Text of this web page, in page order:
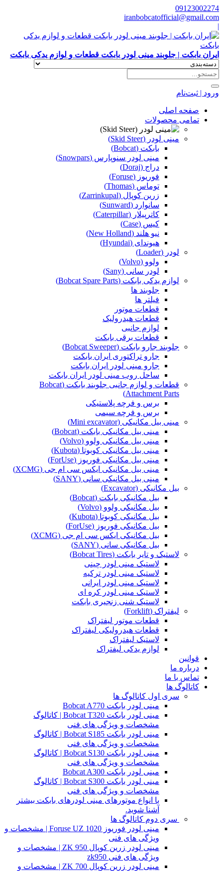
09123002274
iranbobcatofficial@gmail.com
|
ایران بابکت | جلوبند مینی لودر بابکت قطعات و لوازم یدکی بابکت
ورود | ثبت‌نام
صفحه اصلی
تمامی محصولات
مینی لودر (Skid Steer)
بابکت (Bobcat)
مینی لودر سنوپارس (Snowpars)
دراج (Doraj)
فوریوز (Foruse)
توماس (Thomas)
زرین کوپال (Zarrinkupal)
سانوارد (Sunward)
کاترپیلار (Caterpillar)
کیس (Case)
نیو هلند (New Holland)
هیوندای (Hyundai)
لودر (Loader)
ولوو (Volvo)
لودر سانی (Sany)
لوازم یدکی بابکت (Bobcat Spare Parts)
جلوبند ها
فیلتر ها
قطعات موتور
قطعات هیدرولیک
لوازم جانبی
قطعات برقی بابکت
جلوبند جارو بابکت (Bobcat Sweeper)
جارو تراکتوری ایران بابکت
جارو مینی لودر ایران بابکت
ساحل روب مینی لودر ایران بابکت
قطعات و لوازم جانبی جلوبند بابکت (Bobcat
Attachment Parts)
برس و فرچه پلاستیکی
برس و فرچه سیمی
مینی بیل مکانیکی (Mini excavator)
مینی بیل مکانیکی بابکت (Bobcat)
مینی بیل مکانیکی ولوو (Volvo)
مینی بیل مکانیکی کوبوتا (Kubota)
مینی بیل مکانیکی فوریوز (ForUse)
مینی بیل مکانیکی ایکس سی ام جی (XCMG)
مینی بیل مکانیکی سانی (SANY)
بیل مکانیکی (Excavator)
بیل مکانیکی بابکت (Bobcat)
بیل مکانیکی ولوو (Volvo)
بیل مکانیکی کوبوتا (Kubota)
بیل مکانیکی فوریوز (ForUse)
بیل مکانیکی ایکس سی ام جی (XCMG)
بیل مکانیکی سانی (SANY)
لاستیک و تایر بابکت (Bobcat Tires)
لاستیک مینی لودر چینی
لاستیک مینی لودر ترکیه
لاستیک مینی لودر ایرانی
لاستیک مینی لودر کره ای
لاستیک شنی زنجیری بابکت
لیفتراک (Forklift)
قطعات موتور لیفتراک
قطعات هیدرولیکی لیفتراک
لاستیک لیفتراک
لوازم یدکی لیفتراک
قوانین
درباره ما
تماس با ما
کاتالوگ ها
سری اول کاتالوگ ها
مینی لودر بابکت Bobcat A770
مینی لودر بابکت Bobcat T320 | کاتالوگ
مشخصات و ویژگی های فنی
مینی لودر بابکت Bobcat S185 | کاتالوگ
مشخصات و ویژگی های فنی
مینی لودر بابکت Bobcat S130 | کاتالوگ
مشخصات و ویژگی های فنی
مینی لودر بابکت Bobcat A300
مینی لودر بابکت Bobcat S300 | کاتالوگ
مشخصات و ویژگی های فنی
با انواع موتورهای مینی لودرهای بابکت بیشتر
آشنا شوید.
سری دوم کاتالوگ ها
مینی لودر فوریوز Foruse UZ 1020 | مشخصات و
ویژگی های فنی
مینی لودر زرین کوپال ZK 950 | مشخصات و
ویژگی های فنی zk950
مینی لودر زرین کوپال ZK 700 | مشخصات و